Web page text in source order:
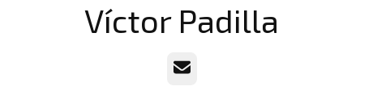
Víctor Padilla
Correo electrónico